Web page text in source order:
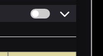
Permitir cookies